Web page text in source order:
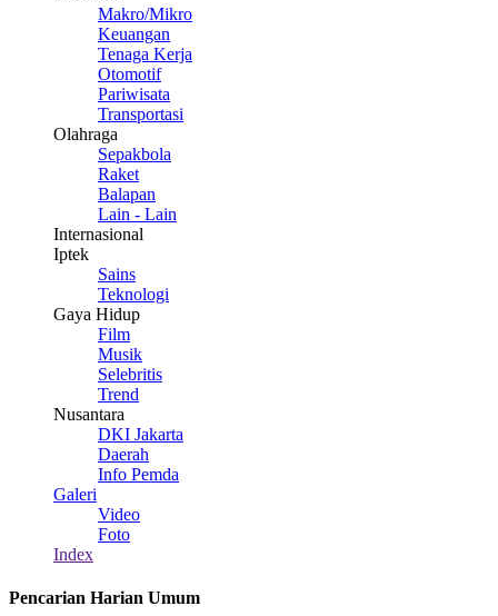
Makro/Mikro
Keuangan
Tenaga Kerja
Otomotif
Pariwisata
Transportasi
Olahraga
Sepakbola
Raket
Balapan
Lain - Lain
Internasional
Iptek
Sains
Teknologi
Gaya Hidup
Film
Musik
Selebritis
Trend
Nusantara
DKI Jakarta
Daerah
Info Pemda
Galeri
Video
Foto
Index
Pencarian Harian Umum